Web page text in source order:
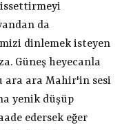
da
dinlemek isteyen
Güneş heyecanla
ara ara Mahir'in sesi
yenik düşüp
edersek eğer